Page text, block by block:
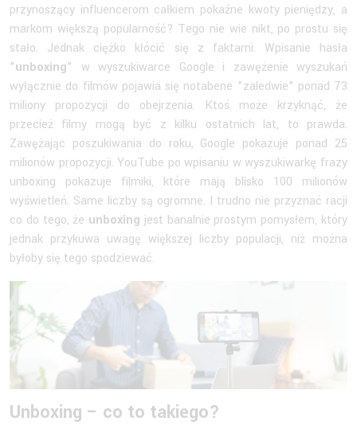
przynoszący influencerom całkiem pokaźne kwoty pieniędzy, a
markom większą popularność? Tego nie wie nikt, po prostu się
stało. Jednak ciężko kłócić się z faktami. Wpisanie hasła
"unboxing" w wyszukiwarce Google i zawężenie wyszukań
wyłącznie do filmów pojawia się notabene "zaledwie" ponad 73
miliony propozycji do obejrzenia. Ktoś może krzyknąć, że
przecież filmy mogą być z kilku ostatnich lat, to prawda.
Zawężając poszukiwania do roku, Google pokazuje ponad 25
milionów propozycji. YouTube po wpisaniu w wyszukiwarkę frazy
unboxing pokazuje filmiki, które mają blisko 100 milionów
wyświetleń. Same liczby są ogromne. I trudno nie przyznać racji
co do tego, że unboxing jest banalnie prostym pomysłem, który
jednak przykuwa uwagę większej liczby populacji, niż można
byłoby się tego spodziewać.
Unboxing – co to takiego?